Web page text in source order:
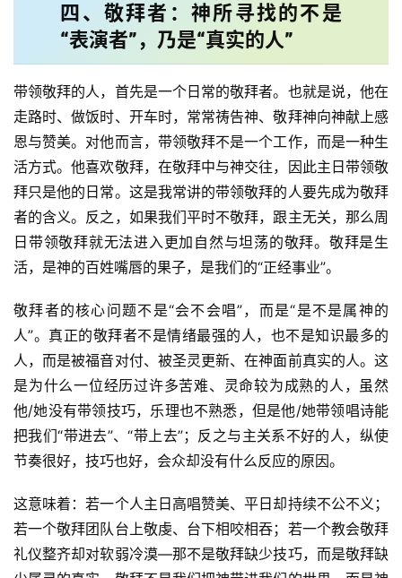
首
页
主
崇
拜
专
题
讲
座
赞
美
敬
四、敬拜者：神所寻找的不是
“表演者”，乃是“真实的人”
带领敬拜的人，首先是一个日常的敬拜者。也就是说，他在
走路时、做饭时、开车时，常常祷告神、敬拜神向神献上感
恩与赞美。对他而言，带领敬拜不是一个工作，而是一种生
活方式。他喜欢敬拜，在敬拜中与神交往，因此主日带领敬
拜只是他的日常。这是我常讲的带领敬拜的人要先成为敬拜
者的含义。反之，如果我们平时不敬拜，跟主无关，那么周
日带领敬拜就无法进入更加自然与坦荡的敬拜。敬拜是生
活，是神的百姓嘴唇的果子，是我们的“正经事业”。
敬拜者的核心问题不是“会不会唱”，而是“是不是属神的
人”。真正的敬拜者不是情绪最强的人，也不是知识最多的
人，而是被福音对付、被圣灵更新、在神面前真实的人。这
是为什么一位经历过许多苦难、灵命较为成熟的人，虽然
他/她没有带领技巧，乐理也不熟悉，但是他/她带领唱诗能
把我们“带进去”、“带上去”；反之与主关系不好的人，纵使
节奏很好，技巧也好，会众却没有什么反应的原因。
这意味着：若一个人主日高唱赞美、平日却持续不公不义；
若一个敬拜团队台上敬虔、台下相咬相吞；若一个教会敬拜
礼仪整齐却对软弱冷漠—那不是敬拜缺少技巧，而是敬拜缺